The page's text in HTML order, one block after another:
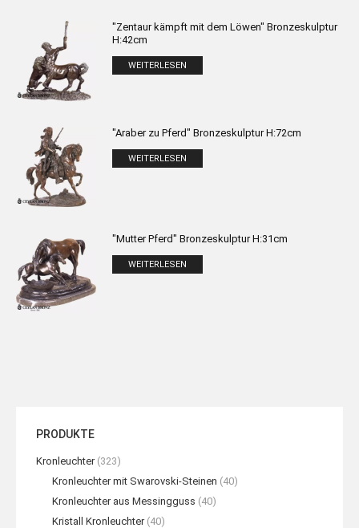
"Zentaur kämpft mit dem Löwen" Bronzeskulptur
H:42cm
WEITERLESEN
"Araber zu Pferd" Bronzeskulptur H:72cm
WEITERLESEN
"Mutter Pferd" Bronzeskulptur H:31cm
WEITERLESEN
PRODUKTE
Kronleuchter (323)
Kronleuchter mit Swarovski-Steinen (40)
Kronleuchter aus Messingguss (40)
Kristall Kronleuchter (40)